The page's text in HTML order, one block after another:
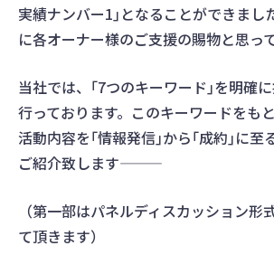
実績ナンバー1｣となることができまし
に各オーナー様のご支援の賜物と思っ
当社では、｢7つのキーワード｣を明確
行っております。このキーワードをも
活動内容を｢情報発信｣から｢成約｣に至
ご紹介致します―――
（第一部はパネルディスカッション形
て頂きます）